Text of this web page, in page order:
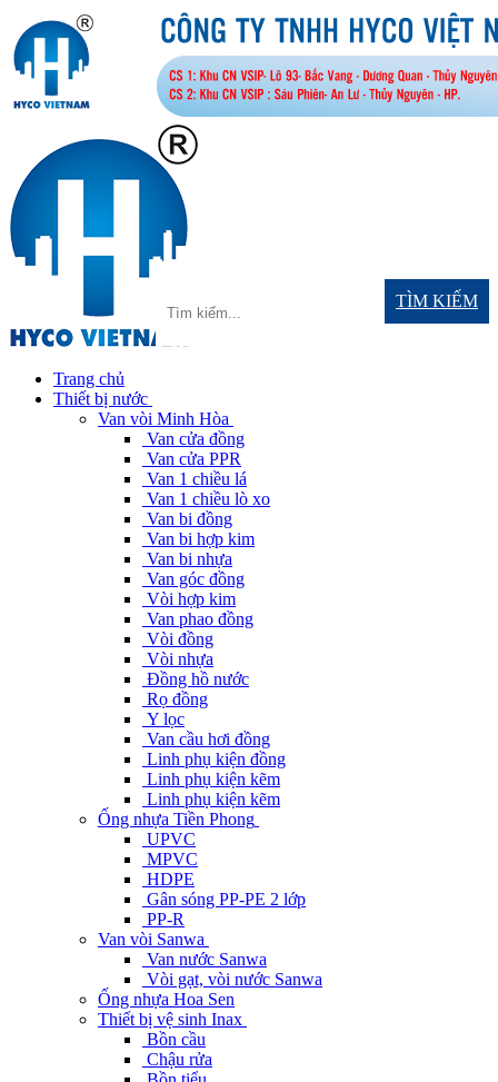
TÌM KIẾM
Trang chủ
Thiết bị nước
Van vòi Minh Hòa
Van cửa đồng
Van cửa PPR
Van 1 chiều lá
Van 1 chiều lò xo
Van bi đồng
Van bi hợp kim
Van bi nhựa
Van góc đồng
Vòi hợp kim
Van phao đồng
Vòi đồng
Vòi nhựa
Đồng hồ nước
Rọ đồng
Y lọc
Van cầu hơi đồng
Linh phụ kiện đồng
Linh phụ kiện kẽm
Linh phụ kiện kẽm
Ống nhựa Tiền Phong
UPVC
MPVC
HDPE
Gân sóng PP-PE 2 lớp
PP-R
Van vòi Sanwa
Van nước Sanwa
Vòi gạt, vòi nước Sanwa
Ống nhựa Hoa Sen
Thiết bị vệ sinh Inax
Bồn cầu
Chậu rửa